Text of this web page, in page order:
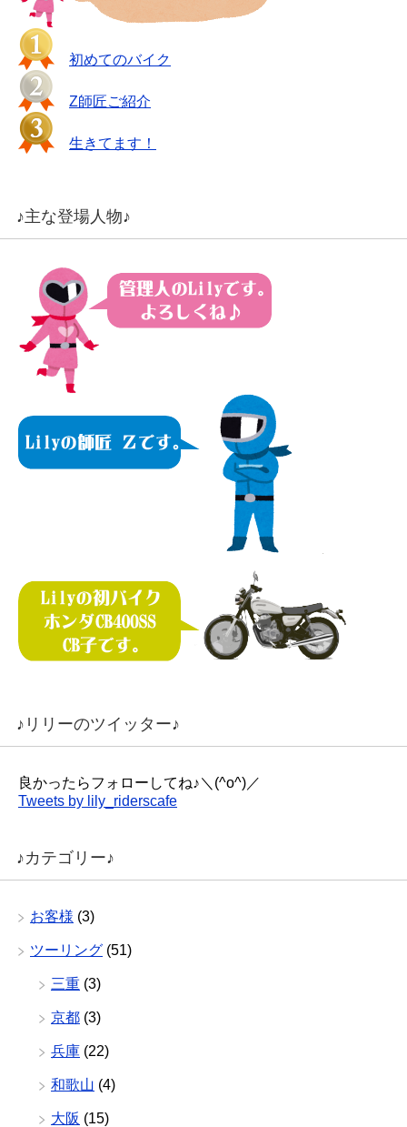
初めてのバイク
Z師匠ご紹介
生きてます！
♪主な登場人物♪
♪リリーのツイッター♪
良かったらフォローしてね♪＼(^o^)／
Tweets by lily_riderscafe
♪カテゴリー♪
お客様 (3)
ツーリング (51)
三重 (3)
京都 (3)
兵庫 (22)
和歌山 (4)
大阪 (15)